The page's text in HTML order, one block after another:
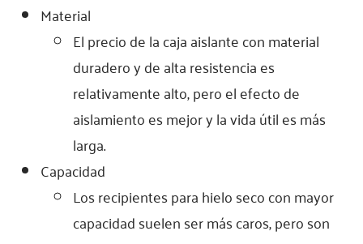
Material
El precio de la caja aislante con material
duradero y de alta resistencia es
relativamente alto, pero el efecto de
aislamiento es mejor y la vida útil es más
larga.
Capacidad
Los recipientes para hielo seco con mayor
capacidad suelen ser más caros, pero son